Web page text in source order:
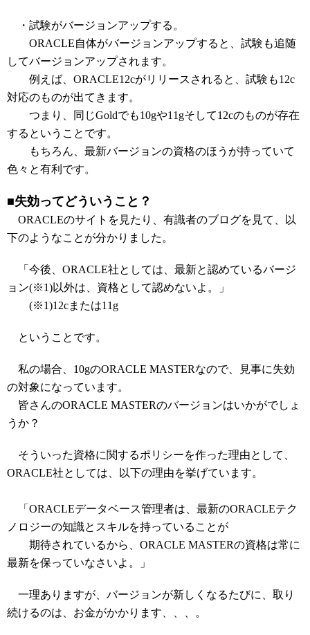
・試験がバージョンアップする。
ORACLE自体がバージョンアップすると、試験も追随
してバージョンアップされます。
例えば、ORACLE12cがリリースされると、試験も12c
対応のものが出てきます。
つまり、同じGoldでも10gや11gそして12cのものが存在
するということです。
もちろん、最新バージョンの資格のほうが持っていて
色々と有利です。
■失効ってどういうこと？
ORACLEのサイトを見たり、有識者のブログを見て、以
下のようなことが分かりました。
「今後、ORACLE社としては、最新と認めているバージ
ョン(※1)以外は、資格として認めないよ。」
(※1)12cまたは11g
ということです。
私の場合、10gのORACLE MASTERなので、見事に失効
の対象になっています。
皆さんのORACLE MASTERのバージョンはいかがでしょ
うか？
そういった資格に関するポリシーを作った理由として、
ORACLE社としては、以下の理由を挙げています。
「ORACLEデータベース管理者は、最新のORACLEテク
ノロジーの知識とスキルを持っていることが
期待されているから、ORACLE MASTERの資格は常に
最新を保っていなさいよ。」
一理ありますが、バージョンが新しくなるたびに、取り
続けるのは、お金がかかります、、、。